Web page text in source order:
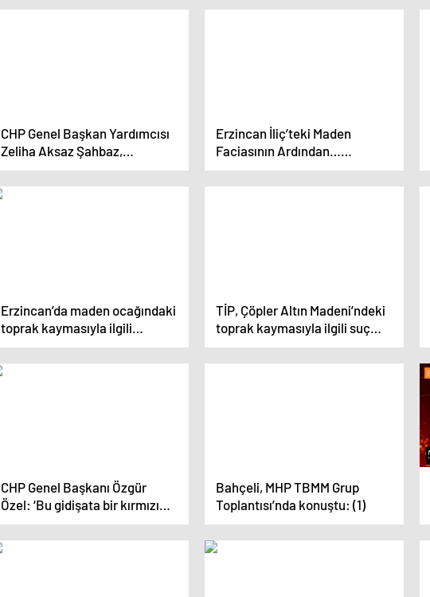
insanımızı kandırmaktır
CHP Genel Başkan Yardımcısı
Zeliha Aksaz Şahbaz,
Kütahya’da altın madeni
açılmasına karşı uyarıda
bulundu
Erzincan İliç’teki Maden
Faciasının Ardından…
Anagold’un da Hisse Sahibi
Olduğu Şirket Artvin’de
Erzincan’da maden ocağındaki
toprak kaymasıyla ilgili
soruşturmada şirketin Türkiye
müdürü ifade verdi
TİP, Çöpler Altın Madeni’ndeki
toprak kaymasıyla ilgili suç
duyurusunda bulundu
CHP Genel Başkanı Özgür
Özel: ‘Bu gidişata bir kırmızı
ışık yakılmazsa 1 Nisan’dan
sonrası felakettir’
Bahçeli, MHP TBMM Grup
Toplantısı’nda konuştu: (1)